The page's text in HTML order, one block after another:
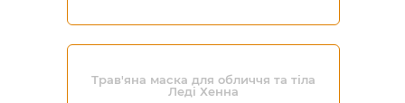
Трав'яна маска для обличчя та тіла
Леді Хенна